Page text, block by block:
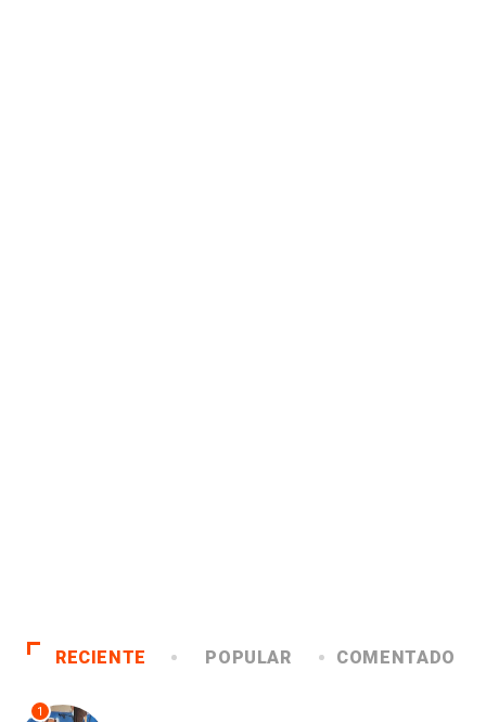
RECIENTE POPULAR COMENTADO
1